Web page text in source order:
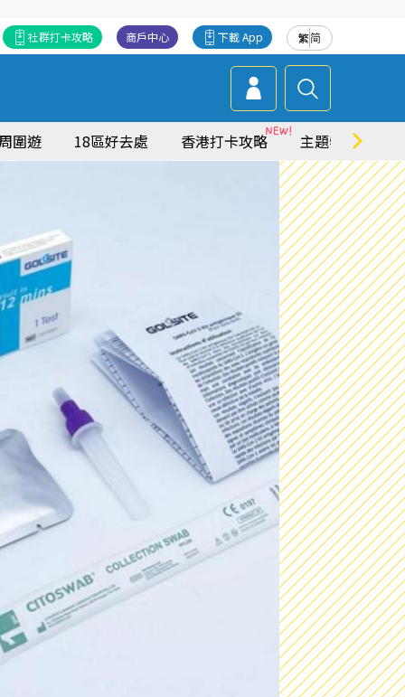
繁简
下載 App
商戶中心
社群打卡攻略
圍遊 18區好去處 香港打卡攻略 主題特集